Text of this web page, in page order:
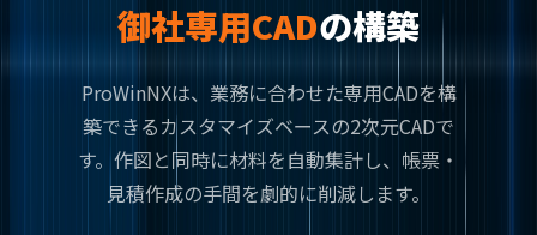
御社専用CADの構築
ProWinNXは、業務に合わせた専用CADを構
築できるカスタマイズベースの2次元CADで
す。作図と同時に材料を自動集計し、帳票・
見積作成の手間を劇的に削減します。